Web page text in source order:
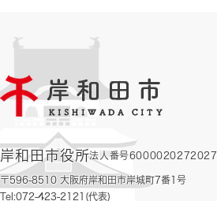
岸和田市役所法人番号6000020272027
〒596-8510 大阪府岸和田市岸城町7番1号
Tel:072-423-2121(代表)